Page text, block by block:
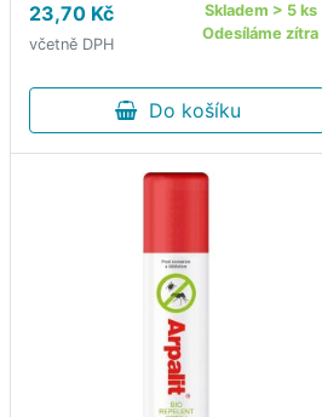
23,70 Kč
včetně DPH
Skladem > 5 ks
Odesíláme zítra
Do košíku